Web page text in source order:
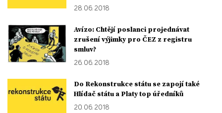
28. 06. 2018
Avízo: Chtějí poslanci projednávat
zrušení výjimky pro ČEZ z registru
smluv?
26. 06. 2018
Do Rekonstrukce státu se zapojí také
Hlídač státu a Platy top úředníků
20. 06. 2018